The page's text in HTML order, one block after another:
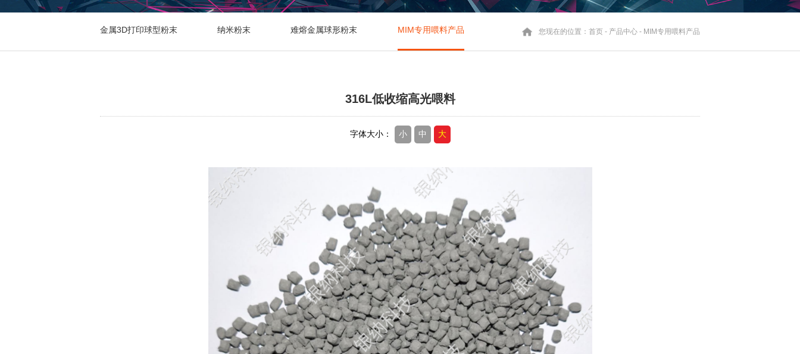
金属3D打印球型粉末 纳米粉末 难熔金属球形粉末 MIM专用喂料产品 您现在的位置： 首页 - 产品中心 - MIM专用喂料产品
316L低收缩高光喂料
字体大小： 小 中 大